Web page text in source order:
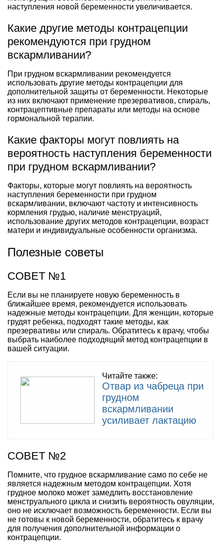
наступления новой беременности увеличивается.
Какие другие методы контрацепции
рекомендуются при грудном
вскармливании?
При грудном вскармливании рекомендуется
использовать другие методы контрацепции для
дополнительной защиты от беременности. Некоторые
из них включают применение презервативов, спираль,
контрацептивные препараты или методы на основе
гормональной терапии.
Какие факторы могут повлиять на
вероятность наступления беременности
при грудном вскармливании?
Факторы, которые могут повлиять на вероятность
наступления беременности при грудном
вскармливании, включают частоту и интенсивность
кормления грудью, наличие менструаций,
использование других методов контрацепции, возраст
матери и индивидуальные особенности организма.
Полезные советы
СОВЕТ №1
Если вы не планируете новую беременность в
ближайшее время, рекомендуется использовать
надежные методы контрацепции. Для женщин, которые
грудят ребенка, подходят такие методы, как
презервативы или спираль. Обратитесь к врачу, чтобы
выбрать наиболее подходящий метод контрацепции в
вашей ситуации.
Читайте также:
Отвар из чабреца при
грудном
вскармливании
усиливает лактацию
СОВЕТ №2
Помните, что грудное вскармливание само по себе не
является надежным методом контрацепции. Хотя
грудное молоко может замедлить восстановление
менструального цикла и снизить вероятность овуляции,
оно не исключает возможность беременности. Если вы
не готовы к новой беременности, обратитесь к врачу
для получения дополнительной информации о
контрацепции.